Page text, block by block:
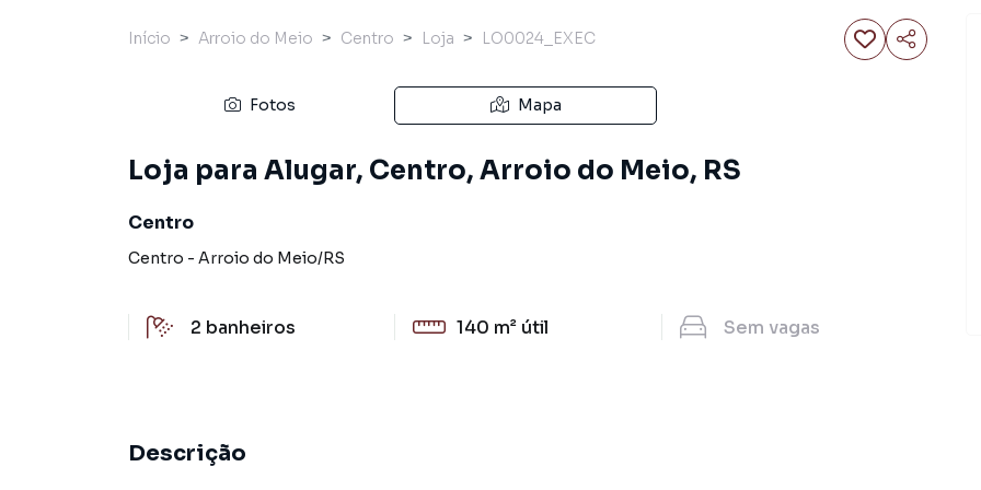
Início Arroio do Meio Centro Loja LO0024_EXEC
Fotos Mapa
Loja para Alugar, Centro, Arroio do Meio, RS
Centro
Centro - Arroio do Meio/RS
2 banheiros 140 m² útil Sem vagas
Descrição